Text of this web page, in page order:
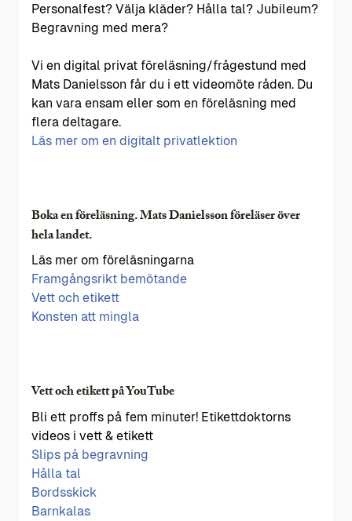
Personalfest? Välja kläder? Hålla tal? Jubileum?
Begravning med mera?
Vi en digital privat föreläsning/frågestund med
Mats Danielsson får du i ett videomöte råden. Du
kan vara ensam eller som en föreläsning med
flera deltagare.
Läs mer om en digitalt privatlektion
Boka en föreläsning. Mats Danielsson föreläser över
hela landet.
Läs mer om föreläsningarna
Framgångsrikt bemötande
Vett och etikett
Konsten att mingla
Vett och etikett på YouTube
Bli ett proffs på fem minuter! Etikettdoktorns
videos i vett & etikett
Slips på begravning
Hålla tal
Bordsskick
Barnkalas